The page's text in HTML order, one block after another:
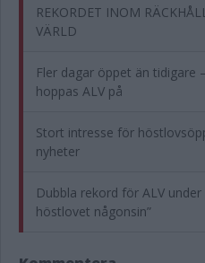
REKORDET INOM
VÄRLD
Fler dagar öppet än tidigare
hoppas ALV på
Stort intresse för
nyheter
Dubbla rekord för ALV
höstlovet någonsin”